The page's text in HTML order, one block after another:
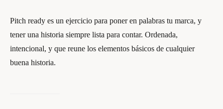
Pitch ready es un ejercicio para poner en palabras tu marca, y
tener una historia siempre lista para contar. Ordenada,
intencional, y que reune los elementos básicos de cualquier
buena historia.